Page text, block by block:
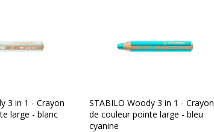
3 in 1 - Crayon
large - blanc
STABILO Woody 3 in 1 - Crayon
de couleur pointe large - bleu
cyanine